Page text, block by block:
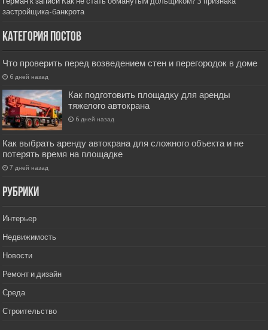
застройщика-банкрота
Категория постов
Что проверить перед возведением стен и перегородок в доме
6 дней назад
Как подготовить площадку для аренды
тяжелого автокрана
6 дней назад
Как выбрать аренду автокрана для сложного объекта и не
потерять время на площадке
7 дней назад
РУбрики
Интерьер
Недвижимость
Новости
Ремонт и дизайн
Среда
Строительство